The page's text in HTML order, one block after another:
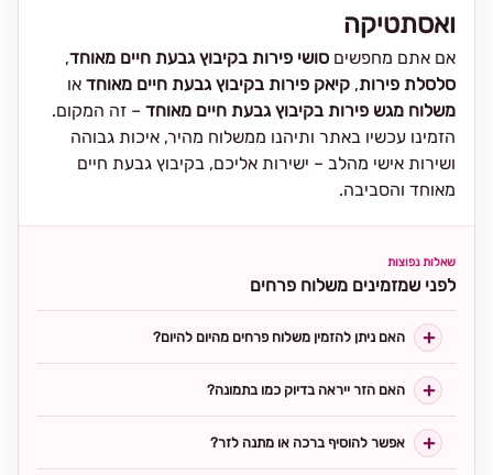
ואסתטיקה
אם אתם מחפשים סושי פירות בקיבוץ גבעת חיים מאוחד,
סלסלת פירות, קיאק פירות בקיבוץ גבעת חיים מאוחד או
משלוח מגש פירות בקיבוץ גבעת חיים מאוחד – זה המקום.
הזמינו עכשיו באתר ותיהנו ממשלוח מהיר, איכות גבוהה
ושירות אישי מהלב – ישירות אליכם, בקיבוץ גבעת חיים
מאוחד והסביבה.
שאלות נפוצות
לפני שמזמינים משלוח פרחים
האם ניתן להזמין משלוח פרחים מהיום להיום?
האם הזר ייראה בדיוק כמו בתמונה?
אפשר להוסיף ברכה או מתנה לזר?